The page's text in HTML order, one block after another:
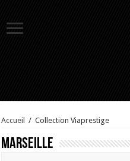
Accueil / Collection Viaprestige
Marseille